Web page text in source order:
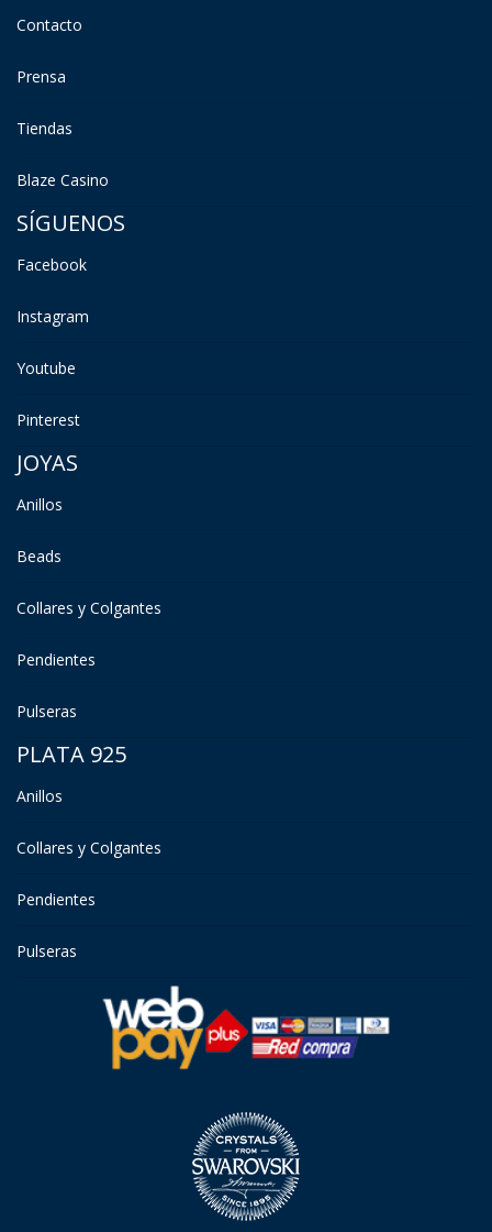
Contacto
Prensa
Tiendas
Blaze Casino
SÍGUENOS
Facebook
Instagram
Youtube
Pinterest
JOYAS
Anillos
Beads
Collares y Colgantes
Pendientes
Pulseras
PLATA 925
Anillos
Collares y Colgantes
Pendientes
Pulseras